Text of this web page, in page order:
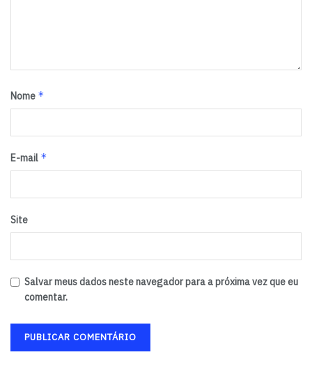
Nome *
E-mail *
Site
Salvar meus dados neste navegador para a próxima vez que eu
comentar.